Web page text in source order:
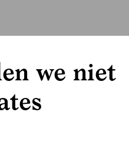
we niet